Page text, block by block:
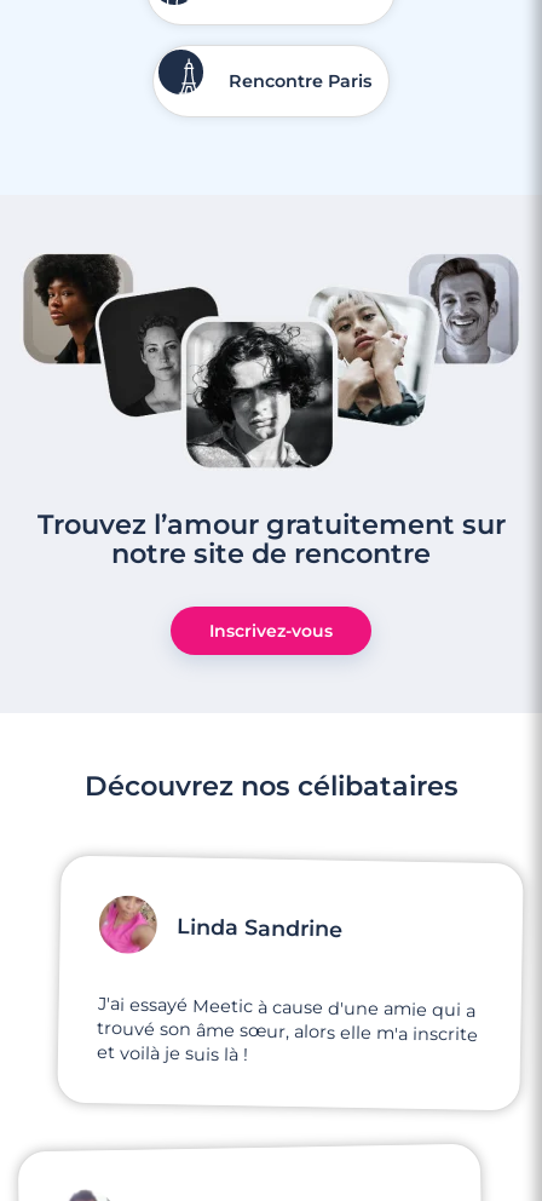
Rencontre Paris
Trouvez l’amour gratuitement sur
notre site de rencontre
Inscrivez-vous
Découvrez nos célibataires
Linda Sandrine
J'ai essayé Meetic à cause d'une amie qui a
trouvé son âme sœur, alors elle m'a inscrite
et voilà je suis là !